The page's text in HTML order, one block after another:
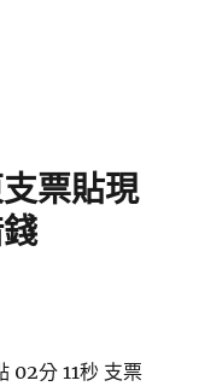
票貼現
02分 11秒 支票